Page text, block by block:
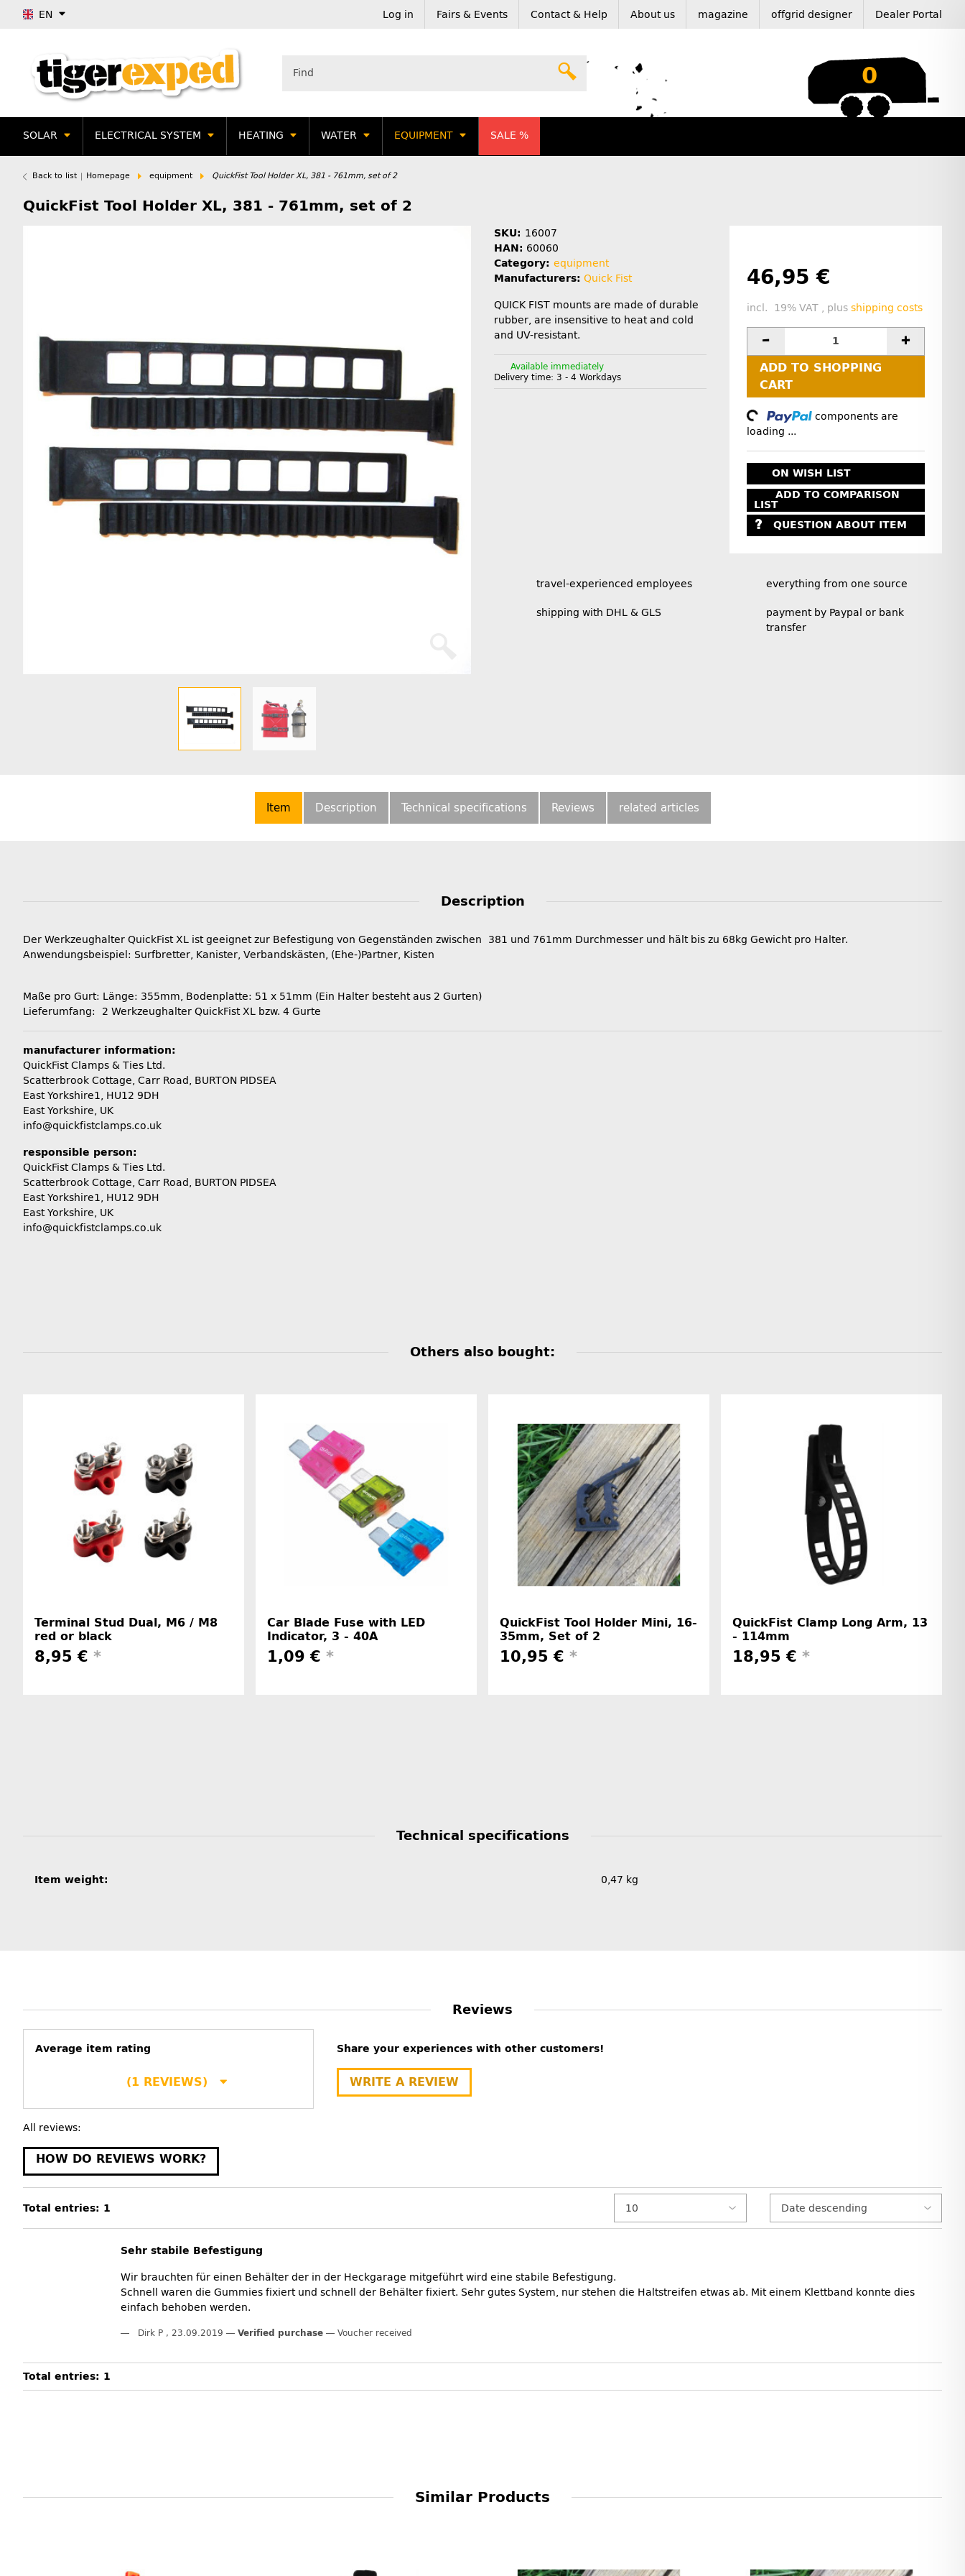
EN Log in Fairs & Events Contact & Help About us magazine offgrid designer Dealer Portal
0
SOLAR ELECTRICAL SYSTEM HEATING WATER EQUIPMENT SALE %
Back to list Homepage equipment QuickFist Tool Holder XL, 381 - 761mm, set of 2
QuickFist Tool Holder XL, 381 - 761mm, set of 2
SKU: 16007
HAN: 60060
Category: equipment
Manufacturers: Quick Fist
QUICK FIST mounts are made of durable
rubber, are insensitive to heat and cold
and UV-resistant.
Available immediately
Delivery time: 3 - 4 Workdays
46,95 €
incl. 19% VAT , plus shipping costs
ADD TO SHOPPING
CART
Loading...
components are
loading ...
ON WISH LIST
ADD TO COMPARISON
LIST
QUESTION ABOUT ITEM
travel-experienced employees
shipping with DHL & GLS
everything from one source
payment by Paypal or bank
transfer
Item Description Technical specifications Reviews related articles
Description
Der Werkzeughalter QuickFist XL ist geeignet zur Befestigung von Gegenständen zwischen 381 und 761mm Durchmesser und hält bis zu 68kg Gewicht pro Halter.
Anwendungsbeispiel: Surfbretter, Kanister, Verbandskästen, (Ehe-)Partner, Kisten
Maße pro Gurt: Länge: 355mm, Bodenplatte: 51 x 51mm (Ein Halter besteht aus 2 Gurten)
Lieferumfang: 2 Werkzeughalter QuickFist XL bzw. 4 Gurte
manufacturer information:
QuickFist Clamps & Ties Ltd.
Scatterbrook Cottage, Carr Road, BURTON PIDSEA
East Yorkshire1, HU12 9DH
East Yorkshire, UK
info@quickfistclamps.co.uk
responsible person:
QuickFist Clamps & Ties Ltd.
Scatterbrook Cottage, Carr Road, BURTON PIDSEA
East Yorkshire1, HU12 9DH
East Yorkshire, UK
info@quickfistclamps.co.uk
Others also bought:
Terminal Stud Dual, M6 / M8
red or black
8,95 € *
Car Blade Fuse with LED
Indicator, 3 - 40A
1,09 € *
QuickFist Tool Holder Mini, 16-
35mm, Set of 2
10,95 € *
QuickFist Clamp Long Arm, 13
- 114mm
18,95 € *
Technical specifications
Item information
Value
Item weight: 0,47 kg
Reviews
Average item rating
(1 REVIEWS)
Share your experiences with other customers!
WRITE A REVIEW
All reviews:
HOW DO REVIEWS WORK?
Total entries: 1
Sehr stabile Befestigung
Wir brauchten für einen Behälter der in der Heckgarage mitgeführt wird eine stabile Befestigung.
Schnell waren die Gummies fixiert und schnell der Behälter fixiert. Sehr gutes System, nur stehen die Haltstreifen etwas ab. Mit einem Klettband konnte dies
einfach behoben werden.
Dirk P , 23.09.2019 Verified purchase Voucher received
Total entries: 1
Similar Products